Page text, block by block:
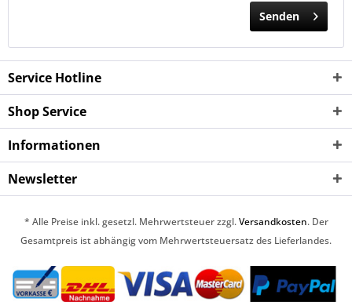
Senden
Service Hotline
Shop Service
Informationen
Newsletter
* Alle Preise inkl. gesetzl. Mehrwertsteuer zzgl.Versandkosten. Der
Gesamtpreis ist abhängig vom Mehrwertsteuersatz des Lieferlandes.